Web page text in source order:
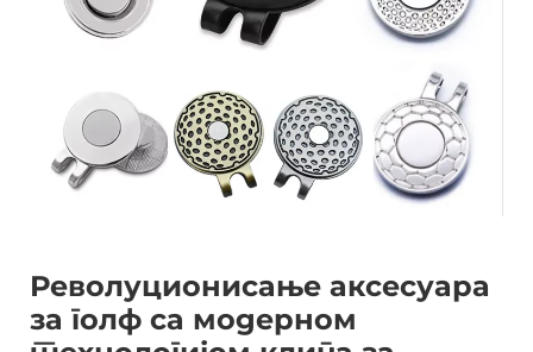
Револуционисање аксесуара
за голф са модерном